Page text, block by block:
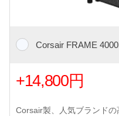
Corsair FRAME
+14,800円
Corsair製、人気ブランド